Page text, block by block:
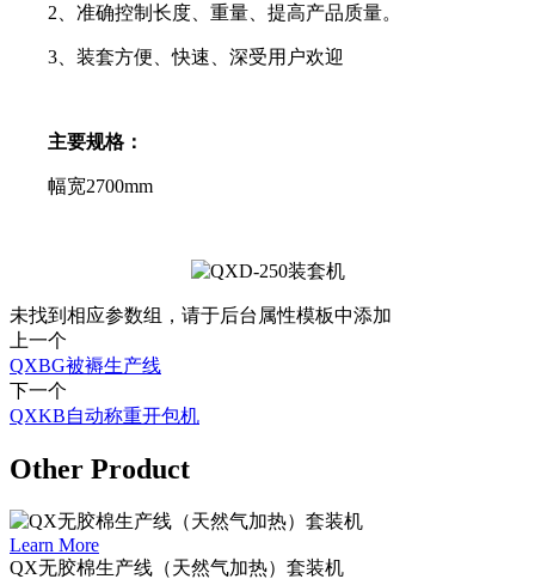
2、准确控制长度、重量、提高产品质量。
3、装套方便、快速、深受用户欢迎
主要规格：
幅宽2700mm
未找到相应参数组，请于后台属性模板中添加
上一个
QXBG被褥生产线
下一个
QXKB自动称重开包机
Other Product
Learn More
QX无胶棉生产线（天然气加热）套装机